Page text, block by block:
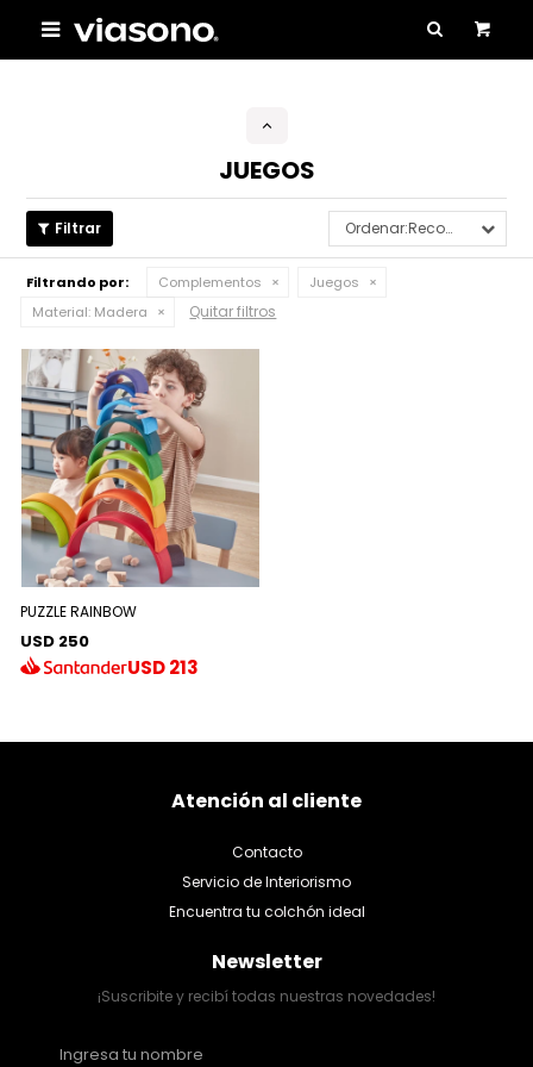

JUEGOS
Recomendados
Filtrando por: Complementos
Juegos
Material: Madera Quitar filtros
PUZZLE RAINBOW
USD 250
USD213
Atención al cliente
Contacto
Servicio de Interiorismo
Encuentra tu colchón ideal
Newsletter
¡Suscribite y recibí todas nuestras novedades!